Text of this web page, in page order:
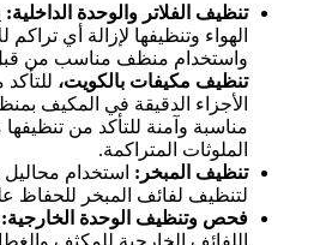
تنظيف الفلاتر والوحدة الداخلية:
الهواء وتنظيفها لإزالة أي تراكم
واستخدام منظف مناسب من
تنظيف مكيفات بالكويت،
الأجزاء الدقيقة في المكيف
مناسبة وآمنة للتأكد من
الملوثات المتراكمة.
تنظيف المبخر: استخدام
لتنظيف لفائف المبخر للحفاظ
فحص وتنظيف الوحدة الخارجية:
اللفائف الخارجية للمكثف